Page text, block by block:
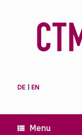
DE EN
Menu